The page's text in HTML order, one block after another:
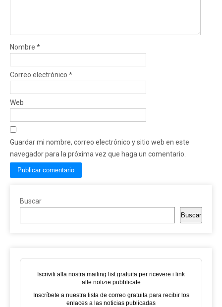
Nombre *
Correo electrónico *
Web
Guardar mi nombre, correo electrónico y sitio web en este
navegador para la próxima vez que haga un comentario.
Buscar
Buscar
Iscriviti alla nostra mailing list gratuita per ricevere i link
alle notizie pubblicate
Inscríbete a nuestra lista de correo gratuita para recibir los
enlaces a las noticias publicadas